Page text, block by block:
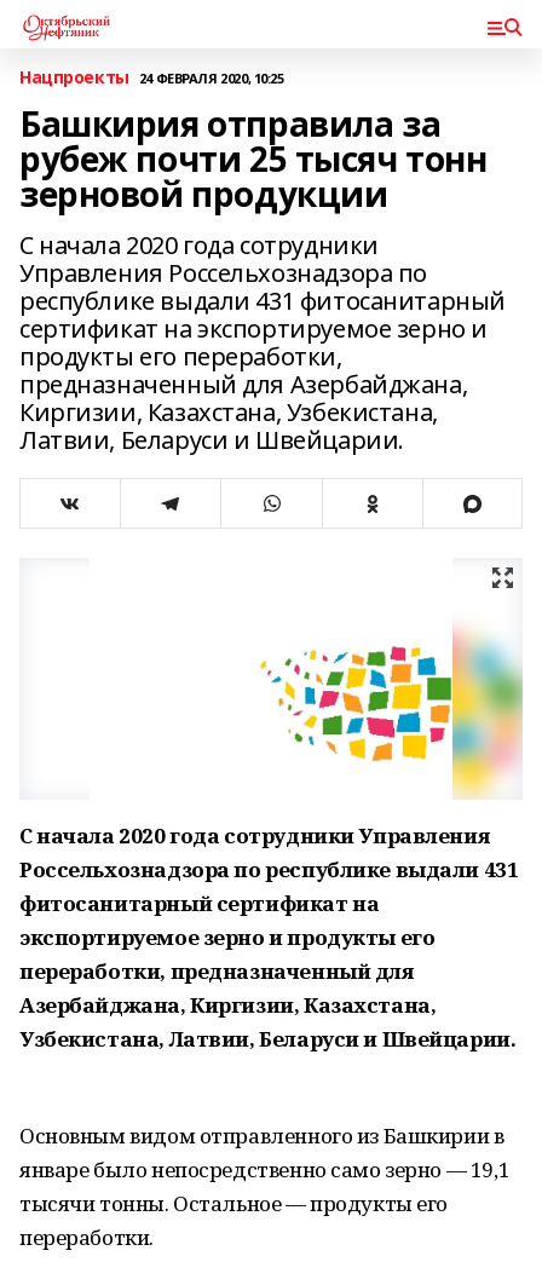
Нацпроекты 24 ФЕВРАЛЯ 2020, 10:25
Башкирия отправила за
рубеж почти 25 тысяч тонн
зерновой продукции
С начала 2020 года сотрудники
Управления Россельхознадзора по
республике выдали 431 фитосанитарный
сертификат на экспортируемое зерно и
продукты его переработки,
предназначенный для Азербайджана,
Киргизии, Казахстана, Узбекистана,
Латвии, Беларуси и Швейцарии.
С начала 2020 года сотрудники Управления
Россельхознадзора по республике выдали 431
фитосанитарный сертификат на
экспортируемое зерно и продукты его
переработки, предназначенный для
Азербайджана, Киргизии, Казахстана,
Узбекистана, Латвии, Беларуси и Швейцарии.
Основным видом отправленного из Башкирии в
январе было непосредственно само зерно — 19,1
тысячи тонны. Остальное — продукты его
переработки.